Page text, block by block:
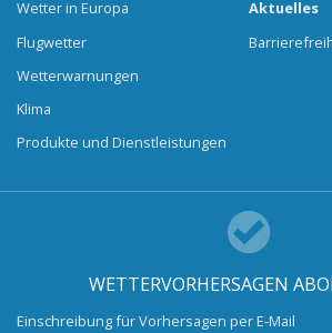
Wetter in Europa
Flugwetter
Wetterwarnungen
Klima
Produkte und Dienstleistungen
Aktuelles
WETTERVORHERSAGEN
Einschreibung für Vorhersagen per E-Mail